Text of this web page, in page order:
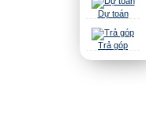
Dự toán
Trả góp